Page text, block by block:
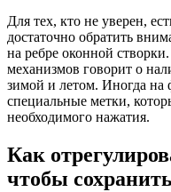
Для тех, кто не уверен,
достаточно обратить
на ребре оконной
механизмов говорит о
зимой и летом. Иногда
специальные метки,
необходимого нажатия.
Как
чтобы